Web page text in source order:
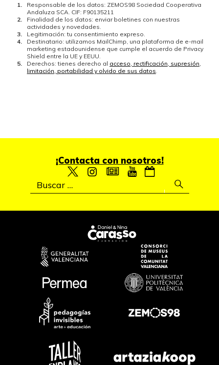
Responsable de los datos: ZEMOS98 Sociedad Cooperativa
Andaluza SCA. CIF: F90135211
Finalidad de los datos: enviar boletines con nuestras
actividades y novedades.
Legitimación: tu consentimiento expreso.
Destinatario: utilizamos MailChimp, una plataforma de e-mail
marketing estadounidense que cumple el acuerdo de Privacy
Shield entre la UE y EEUU.
Derechos: tienes derecho al acceso, rectificación, supresión,
limitación, portabilidad y olvido de sus datos
¡Contacta con nosotros!